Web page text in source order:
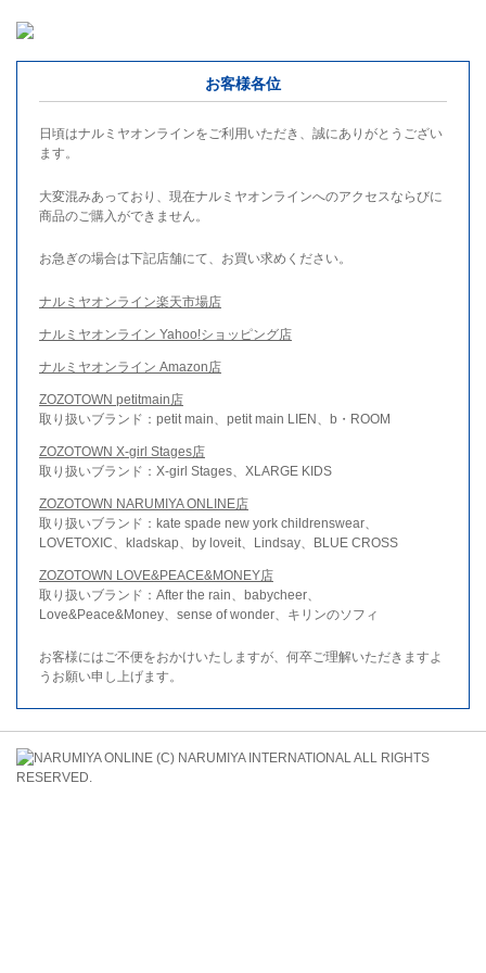
お客様各位
日頃はナルミヤオンラインをご利用いただき、誠にありがとうござい
ます。
大変混みあっており、現在ナルミヤオンラインへのアクセスならびに
商品のご購入ができません。
お急ぎの場合は下記店舗にて、お買い求めください。
ナルミヤオンライン楽天市場店
ナルミヤオンライン Yahoo!ショッピング店
ナルミヤオンライン Amazon店
ZOZOTOWN petitmain店
取り扱いブランド：petit main、petit main LIEN、b・ROOM
ZOZOTOWN X-girl Stages店
取り扱いブランド：X-girl Stages、XLARGE KIDS
ZOZOTOWN NARUMIYA ONLINE店
取り扱いブランド：kate spade new york childrenswear、
LOVETOXIC、kladskap、by loveit、Lindsay、BLUE CROSS
ZOZOTOWN LOVE&PEACE&MONEY店
取り扱いブランド：After the rain、babycheer、
Love&Peace&Money、sense of wonder、キリンのソフィ
お客様にはご不便をおかけいたしますが、何卒ご理解いただきますよ
うお願い申し上げます。